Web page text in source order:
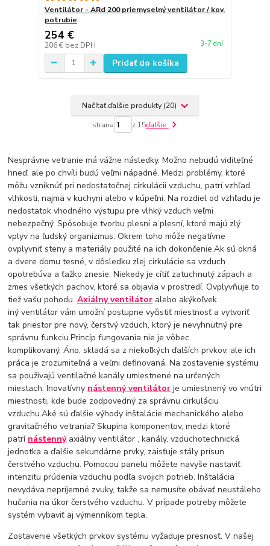
Ventilátor - ARd 200 priemyselný ventilátor / kov,
potrubie
254 €
206 € bez DPH 3-7 dní
Pridať do košíka
Načítať ďalšie produkty (20)
strana z 15ďalšie
Nesprávne vetranie má vážne následky. Možno nebudú viditeľné
hneď, ale po chvíli budú veľmi nápadné. Medzi problémy, ktoré
môžu vzniknúť pri nedostatočnej cirkulácii vzduchu, patrí vzhľad
vlhkosti, najmä v kuchyni alebo v kúpeľni. Na rozdiel od vzhľadu je
nedostatok vhodného výstupu pre vlhký vzduch veľmi
nebezpečný. Spôsobuje tvorbu plesní a plesní, ktoré majú zlý
vplyv na ľudský organizmus. Okrem toho môže negatívne
ovplyvniť steny a materiály použité na ich dokončenie.Ak sú okná
a dvere domu tesné, v dôsledku zlej cirkulácie sa vzduch
opotrebúva a ťažko znesie. Niekedy je cítiť zatuchnutý zápach a
zmes všetkých pachov, ktoré sa objavia v prostredí. Ovplyvňuje to
tiež vašu pohodu.Axiálny ventilátor alebo akýkoľvek
iný ventilátor vám umožní postupne vyčistiť miestnosť a vytvoriť
tak priestor pre nový, čerstvý vzduch, ktorý je nevyhnutný pre
správnu funkciu.Princíp fungovania nie je vôbec
komplikovaný. Áno, skladá sa z niekoľkých ďalších prvkov, ale ich
práca je zrozumiteľná a veľmi definovaná. Na zostavenie systému
sa používajú ventilačné kanály umiestnené na určených
miestach. Inovatívny nástenný ventilátor je umiestnený vo vnútri
miestnosti, kde bude zodpovedný za správnu cirkuláciu
vzduchu.Aké sú ďalšie výhody inštalácie mechanického alebo
gravitačného vetrania? Skupina komponentov, medzi ktoré
patrí nástennýaxiálny ventilátor , kanály, vzduchotechnická
jednotka a ďalšie sekundárne prvky, zaisťuje stály prísun
čerstvého vzduchu. Pomocou panelu môžete navyše nastaviť
intenzitu prúdenia vzduchu podľa svojich potrieb. Inštalácia
nevydáva nepríjemné zvuky, takže sa nemusíte obávať neustáleho
hučania na úkor čerstvého vzduchu. V prípade potreby môžete
systém vybaviť aj výmenníkom tepla.
Zostavenie všetkých prvkov systému vyžaduje presnosť. V našej